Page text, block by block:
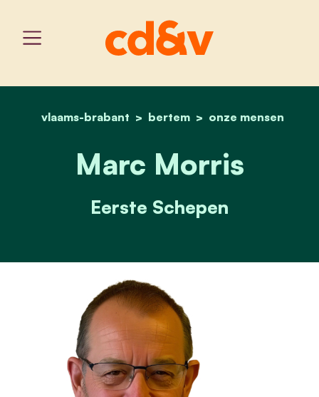
home
vlaams-brabant bertem onze mensen
marc morris
Marc Morris
Eerste Schepen